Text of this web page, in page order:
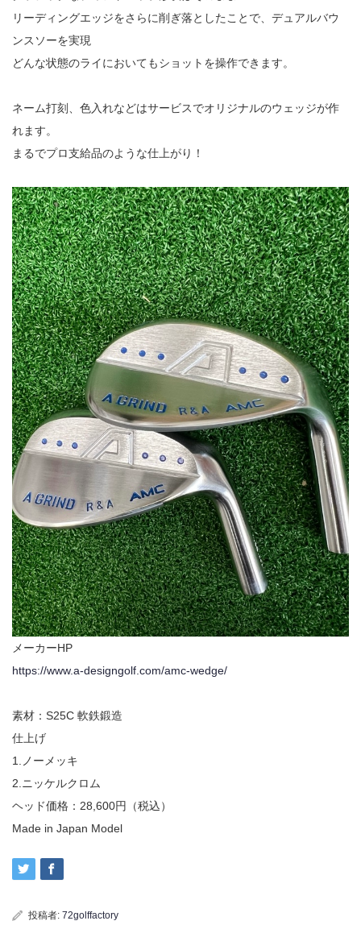
リーディングエッジをさらに削ぎ落としたことで、デュアルバウ
ンスソーを実現
どんな状態のライにおいてもショットを操作できます。
ネーム打刻、色入れなどはサービスでオリジナルのウェッジが作
れます。
まるでプロ支給品のような仕上がり！
メーカーHP
https://www.a-designgolf.com/amc-wedge/
素材：S25C 軟鉄鍛造
仕上げ
1.ノーメッキ
2.ニッケルクロム
ヘッド価格：28,600円（税込）
Made in Japan Model
投稿者: 72golffactory